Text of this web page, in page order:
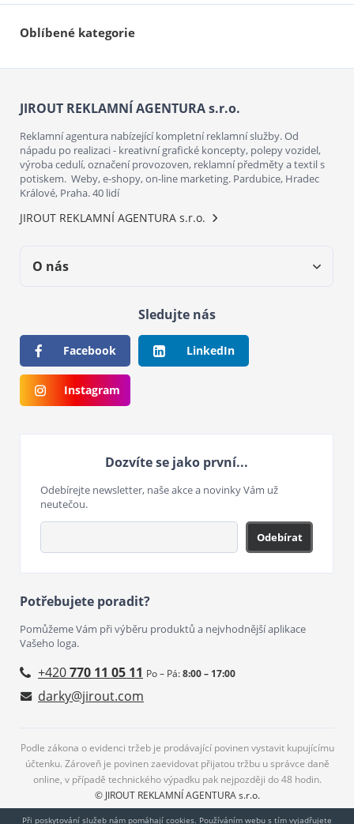
Oblíbené kategorie
JIROUT REKLAMNÍ AGENTURA s.r.o.
Reklamní agentura nabízející kompletní reklamní služby. Od
nápadu po realizaci - kreativní grafické koncepty, polepy vozidel,
výroba cedulí, označení provozoven, reklamní předměty a textil s
potiskem. Weby, e-shopy, on-line marketing. Pardubice, Hradec
Králové, Praha. 40 lidí
JIROUT REKLAMNÍ AGENTURA s.r.o.
O nás
Sledujte nás
Facebook LinkedIn
Instagram
Dozvíte se jako první...
Odebírejte newsletter, naše akce a novinky Vám už
neutečou.
Odebírat
Potřebujete poradit?
Pomůžeme Vám při výběru produktů a nejvhodnější aplikace
Vašeho loga.
+420770 11 05 11 Po – Pá:8:00 – 17:00
darky@jirout.com
Podle zákona o evidenci tržeb je prodávající povinen vystavit kupujícímu
účtenku. Zároveň je povinen zaevidovat přijatou tržbu u správce daně
online, v případě technického výpadku pak nejpozději do 48 hodin.
© JIROUT REKLAMNÍ AGENTURA s.r.o.
Při poskytování služeb nám pomáhají cookies. Používáním webu s tím vyjadřujete